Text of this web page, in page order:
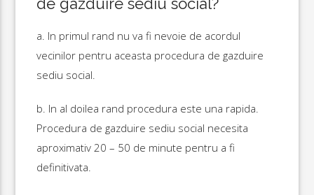
a. In primul rand nu va fi nevoie de acordul
vecinilor pentru aceasta procedura de gazduire
sediu social.
b. In al doilea rand procedura este una rapida.
Procedura de gazduire sediu social necesita
aproximativ 20 – 50 de minute pentru a fi
definitivata.